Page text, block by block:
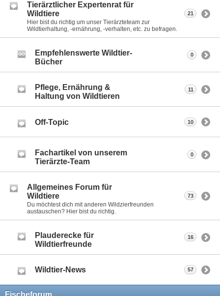
Tierärztlicher Expertenrat für
Wildtiere
Hier bist du richtig um unser Tierärzteteam zur
Wildtierhaltung, -ernährung, -verhalten, etc. zu befragen.
21
Empfehlenswerte Wildtier-
Bücher
0
Pflege, Ernährung &
Haltung von Wildtieren
11
Off-Topic 10
Fachartikel von unserem
Tierärzte-Team
0
Allgemeines Forum für
Wildtiere
Du möchtest dich mit anderen Wildzierfreunden
austauschen? Hier bist du richtig.
73
Plauderecke für
Wildtierfreunde
16
Wildtier-News 57
Fischeforum